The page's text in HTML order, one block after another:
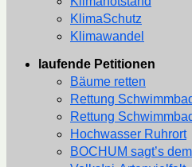
KlimaSchutz
Klimawandel
laufende Petitionen
Bäume retten
Rettung
Rettung
Hochwasser Ruhrort
BOCHUM sagt’s